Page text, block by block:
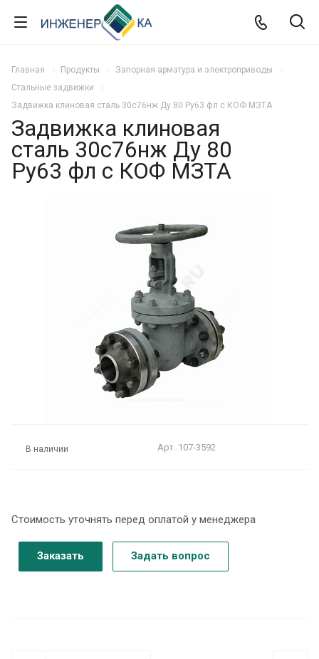
Главная Продукты
Запорная арматура и электроприводы
Стальные задвижки
Задвижка клиновая сталь 30с76нж Ду 80 Ру63 фл с КОФ МЗТА
Задвижка клиновая
сталь 30с76нж Ду 80
Ру63 фл с КОФ МЗТА
В наличии Арт. 107-3592
Стоимость уточнять перед оплатой у менеджера
Заказать Задать вопрос